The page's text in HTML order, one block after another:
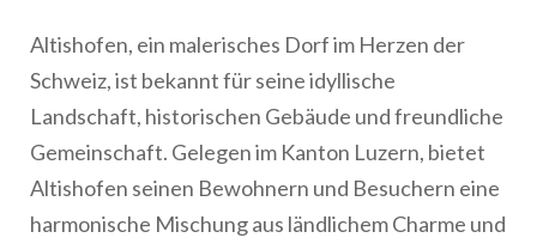
Altishofen, ein malerisches Dorf im Herzen der
Schweiz, ist bekannt für seine idyllische
Landschaft, historischen Gebäude und freundliche
Gemeinschaft. Gelegen im Kanton Luzern, bietet
Altishofen seinen Bewohnern und Besuchern eine
harmonische Mischung aus ländlichem Charme und